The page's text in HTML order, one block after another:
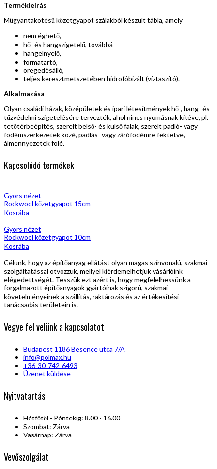
Termékleírás
Műgyantakötésű kőzetgyapot szálakból készült tábla, amely
nem éghető,
hő- és hangszigetelő, továbbá
hangelnyelő,
formatartó,
öregedésálló,
teljes keresztmetszetében hidrofóbizált (víztaszító).
Alkalmazása
Olyan családi házak, középületek és ipari létesítmények hő-, hang- és
tűzvédelmi szigetelésére tervezték, ahol nincs nyomásnak kitéve, pl.
tetőtérbeépítés, szerelt belső- és külső falak, szerelt padló- vagy
födémszerkezetek közé, padlás- vagy zárófödémre fektetve,
álmennyezetek fölé.
Kapcsolódó termékek
Gyors nézet
Rockwool kőzetgyapot 15cm
Kosrába
Gyors nézet
Rockwool kőzetgyapot 10cm
Kosrába
Célunk, hogy az építőanyag ellátást olyan magas színvonalú, szakmai
szolgáltatással ötvözzük, mellyel kiérdemelhetjük vásárlóink
elégedettségét. Tesszük ezt azért is, hogy megfelelhessünk a
forgalmazott építőanyagok gyártóinak szigorú, szakmai
követelményeinek a szállítás, raktározás és az értékesítési
tanácsadás területein is.
Vegye fel velünk a kapcsolatot
Budapest 1186 Besence utca 7/A
info@polmax.hu
+36-30-742-6493
Üzenet küldése
Nyitvatartás
Hétfőtől - Péntekig: 8.00 - 16.00
Szombat: Zárva
Vasárnap: Zárva
Vevőszolgálat